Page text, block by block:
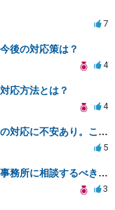
7
後の対応策は？
4
応方法とは？
4
父が詐欺罪で逮捕。依頼した弁護士の対応に不安あり。このまま弁護を依頼してもよいものか？
5
今朝、旦那が逮捕されました。法律事務所に相談するべきでしょうか？
3